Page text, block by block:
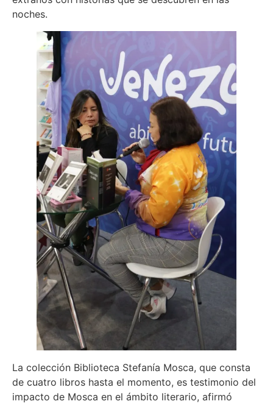
noches.
La colección Biblioteca Stefanía Mosca, que consta
de cuatro libros hasta el momento, es testimonio del
impacto de Mosca en el ámbito literario, afirmó